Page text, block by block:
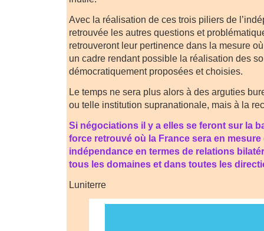
Avec la réalisation de ces trois piliers de
retrouvée les autres questions et
retrouveront leur pertinence dans la mesure
un cadre rendant possible la réalisation des
démocratiquement proposées et choisies.
Le temps ne sera plus alors à des arguties
ou telle institution supranationale, mais à la
Si négociations il y a elles se feront sur la
force retrouvé où la France sera en
indépendance en termes de relations
tous les domaines et dans toutes les
Luniterre